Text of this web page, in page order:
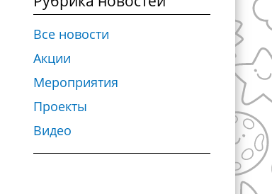
Все новости
Акции
Мероприятия
Проекты
Видео